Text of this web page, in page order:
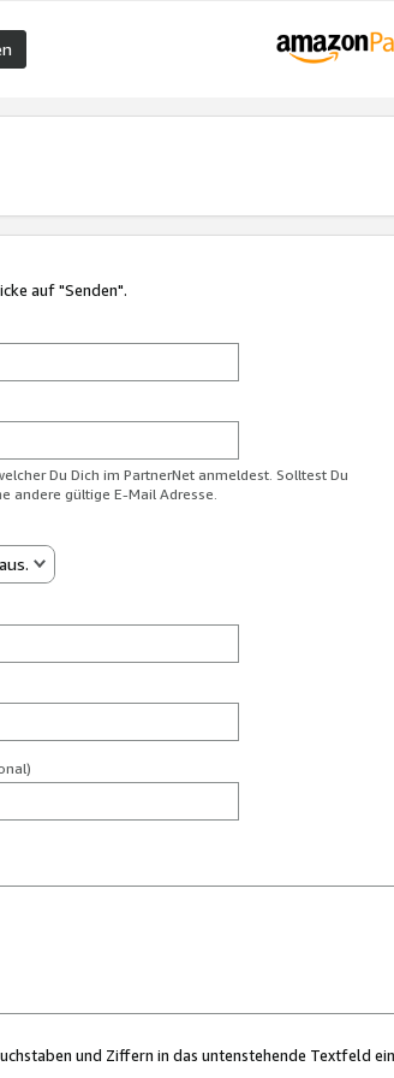
auf "Senden".
Du Dich im PartnerNet anmeldest. Solltest Du
andere gültige E-Mail Adresse.
und Ziffern in das untenstehende Textfeld